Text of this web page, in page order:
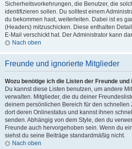
Sicherheitsvorkehrungen, die Benutzer, die
identifizieren sollen. Du solltest einem
du bekommen hast, weiterleiten. Dabei ist es
(Headers) mitzuschicken. Diese enthalten
E-Mail verschickt hat. Der Administrator kann
Nach oben
Freunde und ignorierte Mitglieder
Wozu benötige ich die Listen der Freunde
Du kannst diese Listen benutzen, um andere
verwalten. Mitglieder, die du deiner
deinem persönlichen Bereich für den schnellen
dort deren Onlinestatus und kannst ihnen
senden. Abhängig von dem Style, den du
Freunde auch hervorgehoben sein. Wenn du
siehst du seine Beiträge standardmäßig nicht.
Nach oben